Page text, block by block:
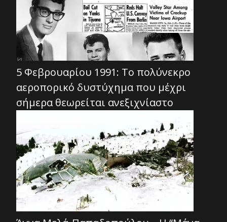
5 Φεβρουαρίου 1991: Το πολύνεκρο
αεροπορικό δυστύχημα που μέχρι
σήμερα θεωρείται ανεξιχνίαστο